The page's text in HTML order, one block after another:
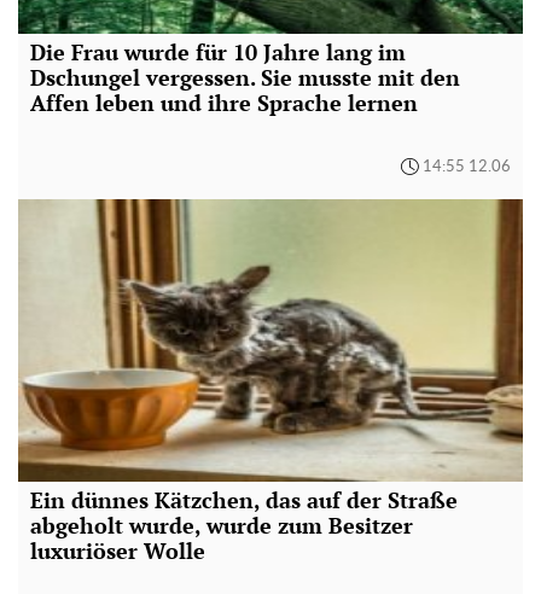
Die Frau wurde für 10 Jahre lang im
Dschungel vergessen. Sie musste mit den
Affen leben und ihre Sprache lernen
14:55 12.06
Ein dünnes Kätzchen, das auf der Straße
abgeholt wurde, wurde zum Besitzer
luxuriöser Wolle